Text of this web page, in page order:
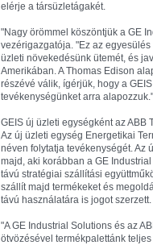
elérje a társüzletágakét.
"Nagy örömmel köszöntjük a GE
vezérigazgatója. "Ez az
üzleti növekedésünk ütemét, és
Amerikában. A Thomas Edison
részévé válik, ígérjük, hogy a
tevékenységünket arra alapozzuk."
GEIS új üzleti egységként az
Az új üzleti egység Energetikai
néven folytatja tevékenységét. Az
majd, aki korábban a GE
távú stratégiai szállítási
szállít majd termékeket és
távú használatára is jogot szerzett.
"A GE Industrial Solutions és az
ötvözésével termékpalettánk